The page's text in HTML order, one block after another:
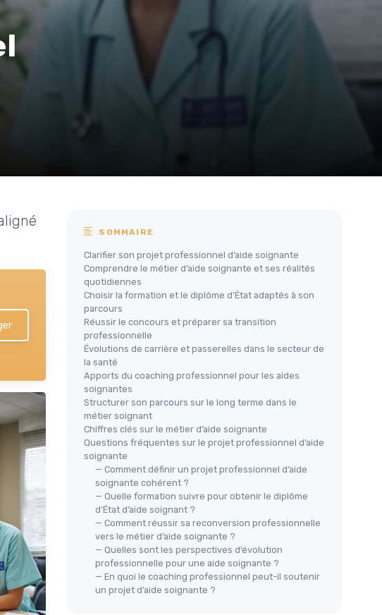
SOMMAIRE
Clarifier son projet professionnel d’aide soignante
Comprendre le métier d’aide soignante et ses réalités
quotidiennes
Choisir la formation et le diplôme d’État adaptés à son
parcours
Réussir le concours et préparer sa transition
professionnelle
Évolutions de carrière et passerelles dans le secteur de
la santé
Apports du coaching professionnel pour les aides
soignantes
Structurer son parcours sur le long terme dans le
métier soignant
Chiffres clés sur le métier d’aide soignante
Questions fréquentes sur le projet professionnel d’aide
soignante
— Comment définir un projet professionnel d’aide
soignante cohérent ?
— Quelle formation suivre pour obtenir le diplôme
d’État d’aide soignant ?
— Comment réussir sa reconversion professionnelle
vers le métier d’aide soignante ?
— Quelles sont les perspectives d’évolution
professionnelle pour une aide soignante ?
— En quoi le coaching professionnel peut-il soutenir
un projet d’aide soignante ?